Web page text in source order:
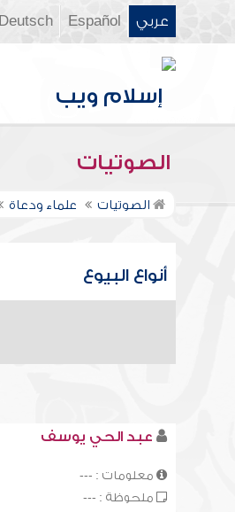
عربي Español
Deutsch
الصوتيات
الصوتيات علماء ودعاة
أنواع البيوع
عبد الحي يوسف
معلومات : ---
ملحوظة : ---